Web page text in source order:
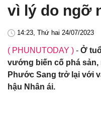
vì lý do ngỡ
14:23, Thứ hai 24/07/2023
( PHUNUTODAY ) - Ở
vướng biến cố phá sản,
Phước Sang trở lại với
hậu Nhân ái.